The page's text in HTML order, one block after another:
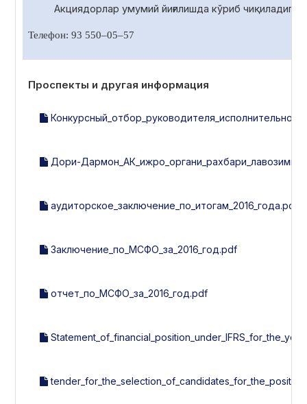
Акциядорлар умумий йиғилишда кўриб
Телефон: 93 550–05–57
Проспекты и другая информация
Дори-
аудиторское_заключение_по_итогам_2016_года.pdf
Заключение_по_МСФО_за_2016_год.pdf
отчет_по_МСФО_за_2016_год.pdf